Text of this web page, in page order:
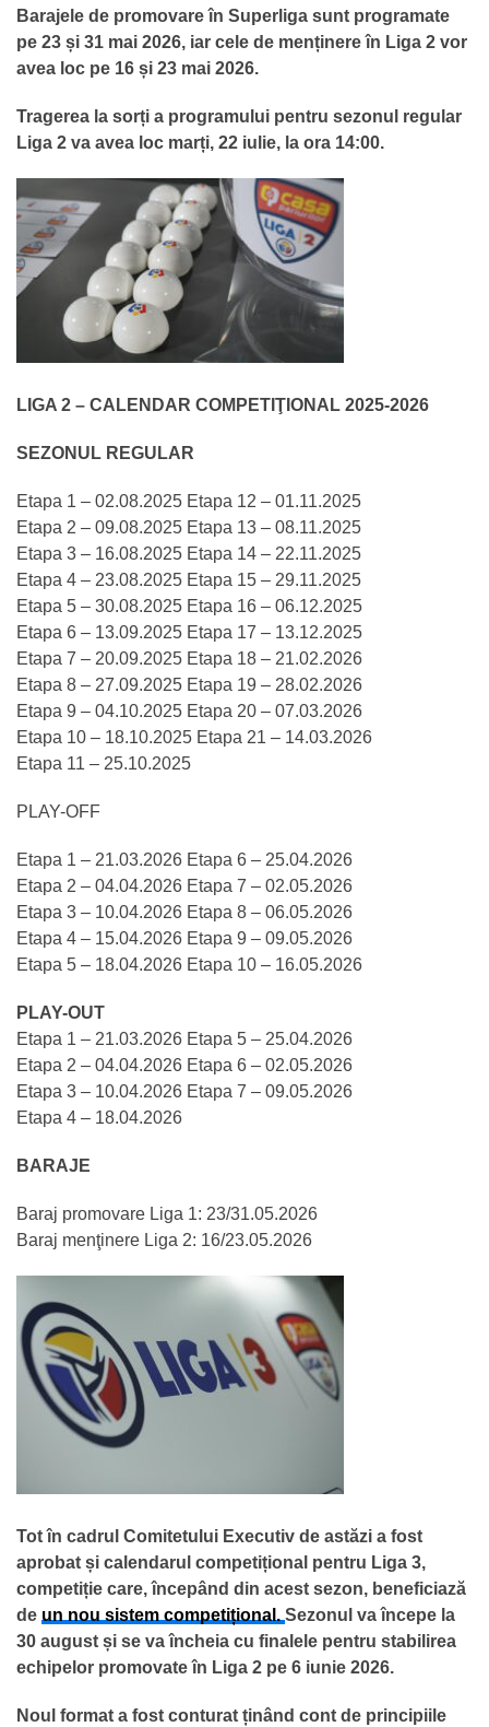
Barajele de promovare în Superliga sunt programate
pe 23 și 31 mai 2026, iar cele de menținere în Liga 2 vor
avea loc pe 16 și 23 mai 2026.
Tragerea la sorți a programului pentru sezonul regular
Liga 2 va avea loc marți, 22 iulie, la ora 14:00.
LIGA 2 – CALENDAR COMPETIŢIONAL 2025-2026
SEZONUL REGULAR
Etapa 1 – 02.08.2025 Etapa 12 – 01.11.2025
Etapa 2 – 09.08.2025 Etapa 13 – 08.11.2025
Etapa 3 – 16.08.2025 Etapa 14 – 22.11.2025
Etapa 4 – 23.08.2025 Etapa 15 – 29.11.2025
Etapa 5 – 30.08.2025 Etapa 16 – 06.12.2025
Etapa 6 – 13.09.2025 Etapa 17 – 13.12.2025
Etapa 7 – 20.09.2025 Etapa 18 – 21.02.2026
Etapa 8 – 27.09.2025 Etapa 19 – 28.02.2026
Etapa 9 – 04.10.2025 Etapa 20 – 07.03.2026
Etapa 10 – 18.10.2025 Etapa 21 – 14.03.2026
Etapa 11 – 25.10.2025
PLAY-OFF
Etapa 1 – 21.03.2026 Etapa 6 – 25.04.2026
Etapa 2 – 04.04.2026 Etapa 7 – 02.05.2026
Etapa 3 – 10.04.2026 Etapa 8 – 06.05.2026
Etapa 4 – 15.04.2026 Etapa 9 – 09.05.2026
Etapa 5 – 18.04.2026 Etapa 10 – 16.05.2026
PLAY-OUT
Etapa 1 – 21.03.2026 Etapa 5 – 25.04.2026
Etapa 2 – 04.04.2026 Etapa 6 – 02.05.2026
Etapa 3 – 10.04.2026 Etapa 7 – 09.05.2026
Etapa 4 – 18.04.2026
BARAJE
Baraj promovare Liga 1: 23/31.05.2026
Baraj menţinere Liga 2: 16/23.05.2026
Tot în cadrul Comitetului Executiv de astăzi a fost
aprobat și calendarul competițional pentru Liga 3,
competiție care, începând din acest sezon, beneficiază
de un nou sistem competițional. Sezonul va începe la
30 august și se va încheia cu finalele pentru stabilirea
echipelor promovate în Liga 2 pe 6 iunie 2026.
Noul format a fost conturat ținând cont de principiile